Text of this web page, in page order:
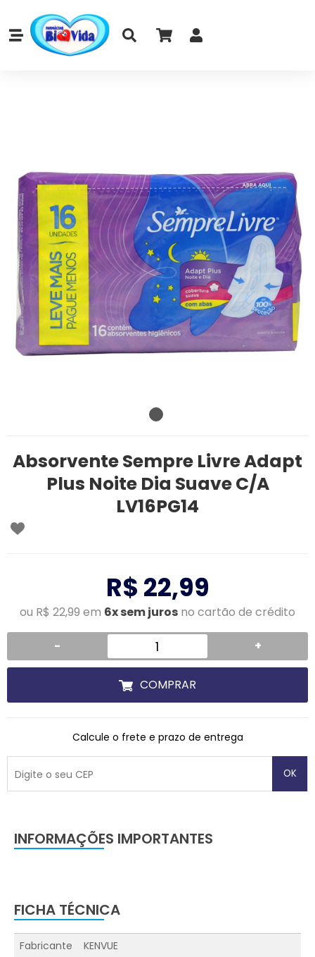
Absorvente Sempre Livre Adapt
Plus Noite Dia Suave C/A
LV16PG14
R$ 22,99
ou R$ 22,99 em 6x sem juros no cartão de crédito
- +
COMPRAR
Calcule o frete e prazo de entrega
OK
INFORMAÇÕES IMPORTANTES
FICHA TÉCNICA
Fabricante KENVUE